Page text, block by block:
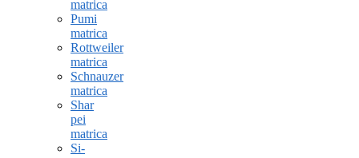
matrica
Pumi
matrica
Rottweiler
matrica
Schnauzer
matrica
Shar
pei
matrica
Si-